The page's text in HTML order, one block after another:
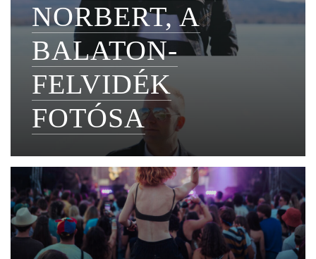
NORBERT, A
BALATON-
FELVIDÉK
FOTÓSA